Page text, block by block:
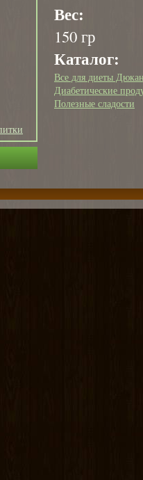
Вес:
150 гр
Каталог:
Все для диеты
Диабетические
Полезные сладости